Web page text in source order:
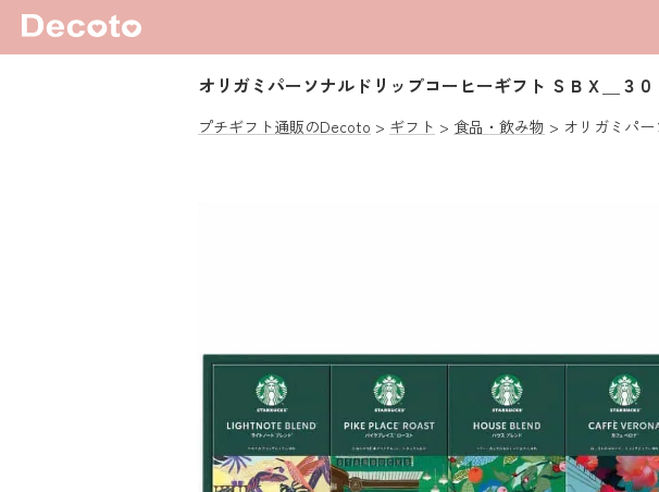
オリガミパーソナルドリップコーヒーギフト ＳＢＸ＿３０
プチギフト通販のDecoto ギフト 食品・飲み物 オリガミパ